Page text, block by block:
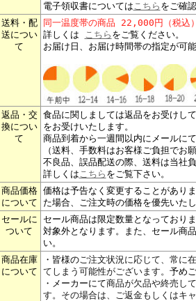
電子領収書についてはこちら をご確
送料・配
送につい
て
同一温度帯の商品 22,000円（税込
詳しくは こちら をご覧ください。
お届け日、お届け時間帯の指定が可能
返品・交
換につい
て
食品に関しましては返品をお受けし
をお受けいたします。
商品到着から一週間以内にメールに
（送料、手数料はお客様ご負担でお
不良品、誤品配送の際、送料は当社
詳しくはこちら をご覧下さい。
商品価格
について
価格は予告なく変更することがあり
た場合、ご注文時の価格を優先いたし
セールに
ついて
セール商品は限定数量となっており
対象外となります。また、セール商
い。
商品在庫
について
・皆様のご注文状況に応じて、常に
てしまう可能性がございます。 予め
・メーカーにて商品が欠品や終売し
す。その場合は、ご返金もしくはキ